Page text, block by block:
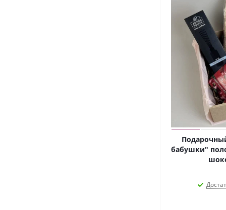
бабушки"